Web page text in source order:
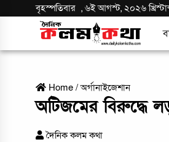
বৃহস্পতিবার ,৬ই আগস্ট, ২০২৬
Home /অর্গানাইজেশান
অটিজমের
দৈনিক কলম কথা